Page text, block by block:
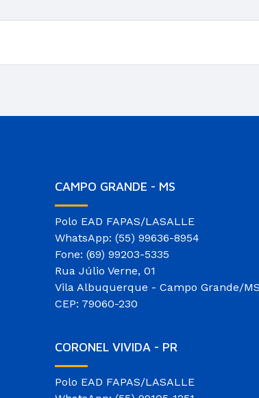
CAMPO GRANDE - MS
Polo EAD FAPAS/LASALLE
WhatsApp: (55) 99636-8954
Fone: (69) 99203-5335
Rua Júlio Verne, 01
Vila Albuquerque - Campo Grande/MS
CEP: 79060-230
CORONEL VIVIDA - PR
Polo EAD FAPAS/LASALLE